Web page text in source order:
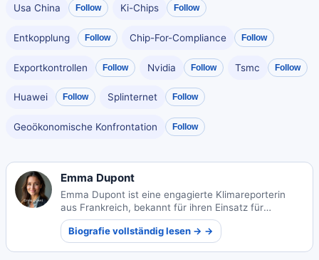
Usa China Follow Ki-Chips Follow
Entkopplung Follow Chip-For-Compliance Follow
Exportkontrollen Follow Nvidia Follow Tsmc Follow
Huawei Follow Splinternet Follow
Geoökonomische Konfrontation Follow
Emma Dupont
Emma Dupont ist eine engagierte Klimareporterin
aus Frankreich, bekannt für ihren Einsatz für
Nachhaltigkeit und ihren einflussreichen
Umweltjournalismus, der weltweit Bewusstsein
schafft.
Biografie vollständig lesen → →